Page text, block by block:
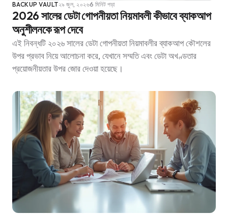
BACKUP VAULT২৯ জুল, ২০২৬6 মিনিট পড়া
2026 সালের ডেটা গোপনীয়তা নিয়মাবলী কীভাবে ব্যাকআপ
অনুশীলনকে রূপ দেবে
এই নিবন্ধটি ২০২৬ সালের ডেটা গোপনীয়তা নিয়মাবলীর ব্যাকআপ কৌশলের
উপর প্রভাব নিয়ে আলোচনা করে, যেখানে সম্মতি এবং ডেটা অখণ্ডতার
প্রয়োজনীয়তার উপর জোর দেওয়া হয়েছে।